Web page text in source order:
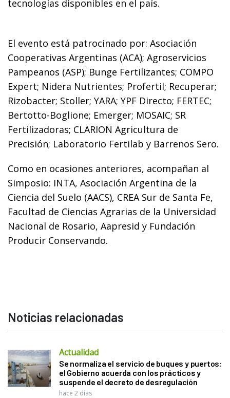
tecnologías disponibles en el país.
El evento está patrocinado por: Asociación
Cooperativas Argentinas (ACA); Agroservicios
Pampeanos (ASP); Bunge Fertilizantes; COMPO
Expert; Nidera Nutrientes; Profertil; Recuperar;
Rizobacter; Stoller; YARA; YPF Directo; FERTEC;
Bertotto-Boglione; Emerger; MOSAIC; SR
Fertilizadoras; CLARION Agricultura de
Precisión; Laboratorio Fertilab y Barrenos Sero.
Como en ocasiones anteriores, acompañan al
Simposio: INTA, Asociación Argentina de la
Ciencia del Suelo (AACS), CREA Sur de Santa Fe,
Facultad de Ciencias Agrarias de la Universidad
Nacional de Rosario, Aapresid y Fundación
Producir Conservando.
Noticias relacionadas
Actualidad
Se normaliza el servicio de buques y puertos:
el Gobierno acuerda con los prácticos y
suspende el decreto de desregulación
hace 2 días